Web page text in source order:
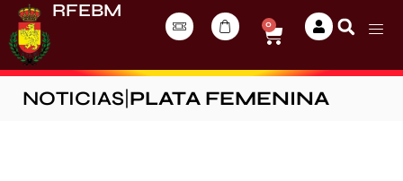
RFEBM
0
NOTICIAS PLATA FEMENINA